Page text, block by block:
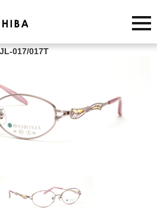
017/017T